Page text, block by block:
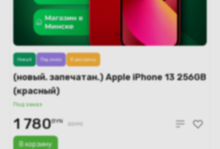
(новый. запечатан.) Apple iPhone 13 256GB
(красный)
Под заказ
В корзину
Новый Под заказ В рассрочку
1 780BYN 2090